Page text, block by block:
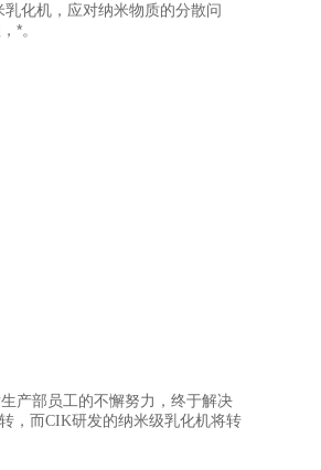
化机，应对纳米物质的分散问
*。
产部员工的不懈努力，终于解决
，而CIK研发的纳米级乳化机将转